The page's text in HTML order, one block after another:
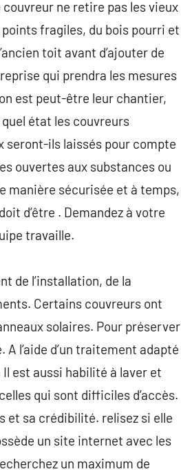
ne retire pas les vieux
fragiles, du bois pourri et
toit avant d’ajouter de
qui prendra les mesures
est peut-être leur chantier,
état les couvreurs
seront-ils laissés pour compte
ouvertes aux substances ou
manière sécurisée et à temps,
d’être . Demandez à votre
travaille.
de l’installation, de la
Certains couvreurs ont
solaires. Pour préserver
l’aide d’un traitement adapté
est aussi habilité à laver et
qui sont difficiles d’accès.
et sa crédibilité. relisez si elle
un site internet avec les
un maximum de